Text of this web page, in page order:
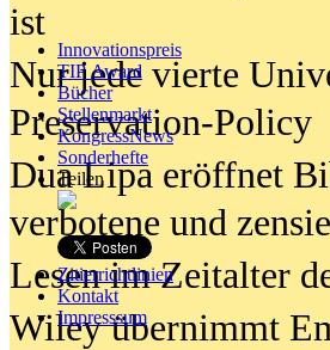
Innovationspreis
TIP Award
Bücher
Stellenmarkt
KongressNews
Sonderhefte
Teilen
Zitierrichtlinien
Kontakt
Impresssum
ist
Nur jede vierte
Preservation-Policy
Dua Lipa eröffnet
verbotene und
Lesen im Zeitalter
Wiley übernimmt